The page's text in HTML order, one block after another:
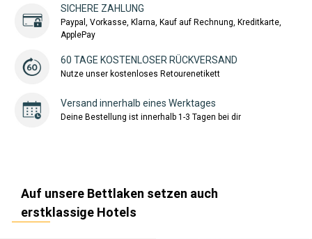
SICHERE ZAHLUNG
Paypal, Vorkasse, Klarna, Kauf auf Rechnung, Kreditkarte,
ApplePay
60 TAGE KOSTENLOSER RÜCKVERSAND
Nutze unser kostenloses Retourenetikett
Versand innerhalb eines Werktages
Deine Bestellung ist innerhalb 1-3 Tagen bei dir
Auf unsere Bettlaken setzen auch
erstklassige Hotels